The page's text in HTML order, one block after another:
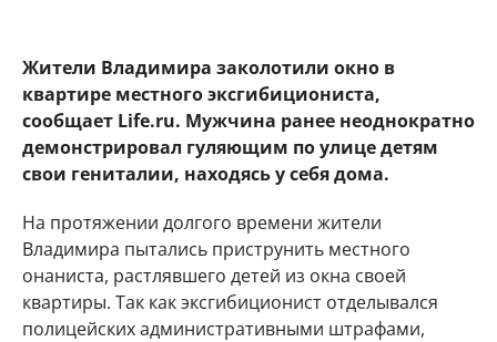
Жители Владимира заколотили окно в
квартире местного эксгибициониста,
сообщает Life.ru. Мужчина ранее неоднократно
демонстрировал гуляющим по улице детям
свои гениталии, находясь у себя дома.
На протяжении долгого времени жители
Владимира пытались приструнить местного
онаниста, растлявшего детей из окна своей
квартиры. Так как эксгибиционист отделывался
полицейских административными штрафами,